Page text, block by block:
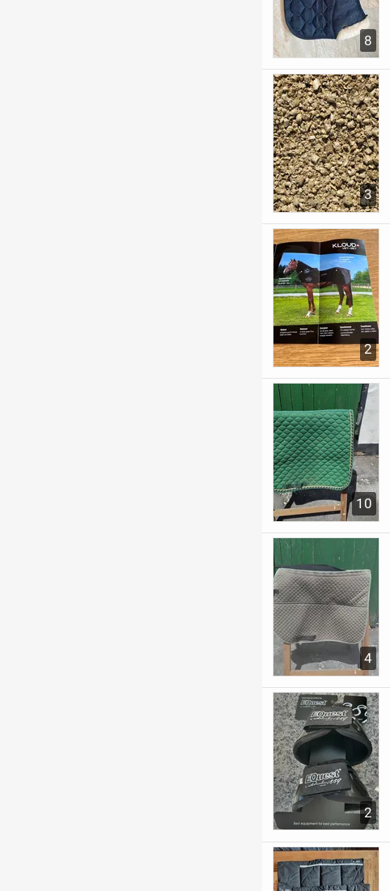
8
3
2
10
4
2